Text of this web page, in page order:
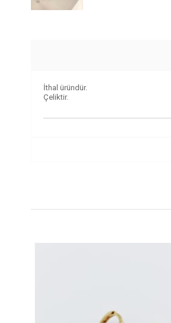
İthal üründür.
Çeliktir.